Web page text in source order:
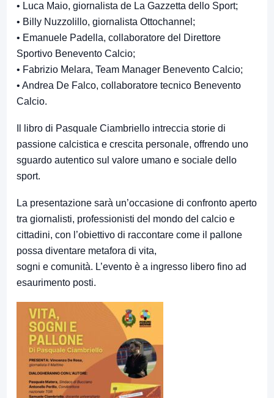
• Luca Maio, giornalista de La Gazzetta dello Sport;
• Billy Nuzzolillo, giornalista Ottochannel;
• Emanuele Padella, collaboratore del Direttore
Sportivo Benevento Calcio;
• Fabrizio Melara, Team Manager Benevento Calcio;
• Andrea De Falco, collaboratore tecnico Benevento
Calcio.
Il libro di Pasquale Ciambriello intreccia storie di
passione calcistica e crescita personale, offrendo uno
sguardo autentico sul valore umano e sociale dello
sport.
La presentazione sarà un’occasione di confronto aperto
tra giornalisti, professionisti del mondo del calcio e
cittadini, con l’obiettivo di raccontare come il pallone
possa diventare metafora di vita,
sogni e comunità. L’evento è a ingresso libero fino ad
esaurimento posti.